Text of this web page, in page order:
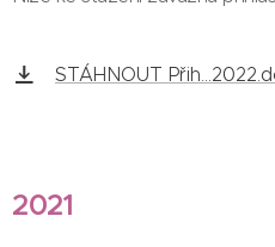
STÁHNOUT
2021